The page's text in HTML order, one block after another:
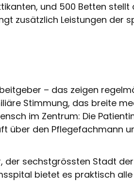
und 500 Betten stellt
zusätzlich Leistungen der
– das zeigen
Stimmung, das breite
im Zentrum: Die
über den Pflegefachmann
der sechstgrössten Stadt
bietet es praktisch